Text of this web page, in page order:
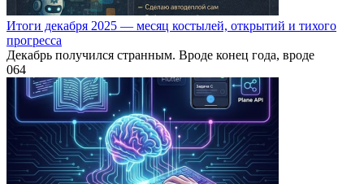
Итоги декабря 2025 — месяц костылей, открытий и тихого
прогресса
Декабрь получился странным. Вроде конец года, вроде
064